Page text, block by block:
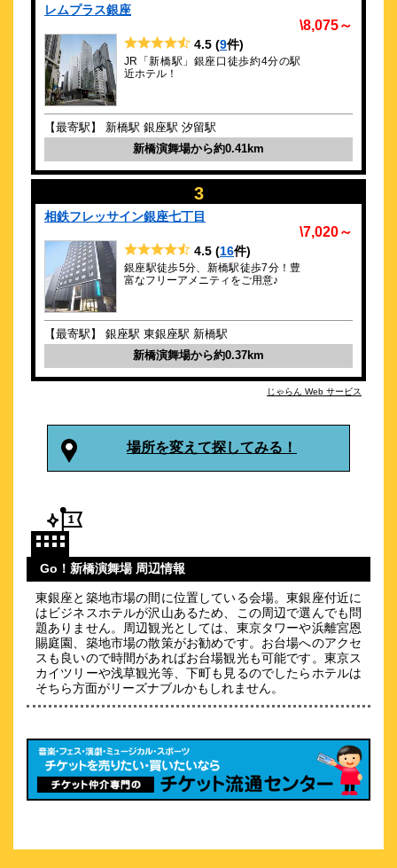
コートヤード・マリオット銀座東武ホテ
\27,830～
銀座が選んだ大人の上質。日本初のコートヤードブランド
約 0.29 km
京急ＥＸイン東銀座
\4,710～
4.2点 (57件)
駅近ホテル最寄駅から徒歩3分 女性ひとり宿泊も安心 美味し
い朝食
約 0.31 km
ＪＲ西日本グループ ヴィアイン東銀座
クチコミ 4.4点 ( 61件)
東銀座駅・築地駅より徒歩3分圏内！小学生以下添い寝無料！
ホテルミュッセ銀座名鉄
\7,150～
4.0点 (15 件)
価格で！
ミレニアム 三井ガーデンホテル 東京
\15,400～
クチコミ -点 (2件)
＜銀座中央通り徒歩１分＞東京観光の拠点に最適なロケーショ
ン
約 0.34 km
三井ガーデンホテル銀座プレミア
クチコミ4.4点 (
JR新橋駅より徒歩5分、銀座随一の眺望をもつ高層ホテル
レムプラス銀座
\8,075～
4.5 (9件)
JR「新橋駅」銀座口徒歩約4分の駅
近ホテル！
【最寄駅】 新橋駅 銀座駅 汐留駅
新橋演舞場から約0.41km
3
相鉄フレッサイン銀座七丁目
\7,020～
4.5 (16件)
銀座駅徒歩5分、新橋駅徒歩7分！豊
富なフリーアメニティをご用意♪
【最寄駅】 銀座駅 東銀座駅 新橋駅
新橋演舞場から約0.37km
じゃらん Web サービス
場所を変えて探してみる！
Go！新橋演舞場 周辺情報
東銀座と築地市場の間に位置している会場。東銀座付近に
はビジネスホテルが沢山あるため、この周辺で選んでも問
題ありません。周辺観光としては、東京タワーや浜離宮恩
賜庭園、築地市場の散策がお勧めです。お台場へのアクセ
スも良いので時間があればお台場観光も可能です。東京ス
カイツリーや浅草観光等、下町も見るのでしたらホテルは
そちら方面がリーズナブルかもしれません。